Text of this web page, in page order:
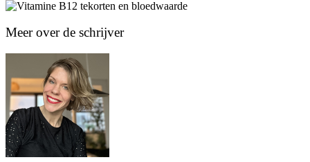
Meer over de schrijver